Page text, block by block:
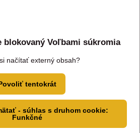
blokovaný Voľbami súkromia
načítať externý obsah?
tentokrát
- súhlas s druhom cookie:
Funkčné